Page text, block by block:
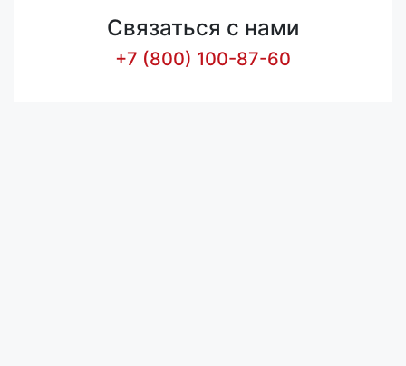
Связаться с нами
+7 (800) 100-87-60